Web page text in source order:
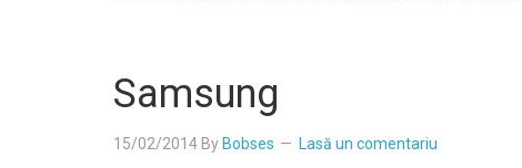
Samsung
15/02/2014 By Bobses Lasă un comentariu